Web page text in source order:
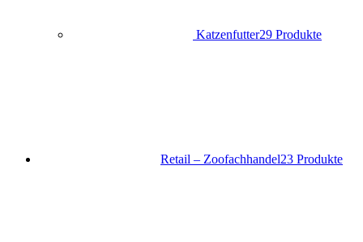
Katzenfutter29 Produkte
Retail – Zoofachhandel23 Produkte